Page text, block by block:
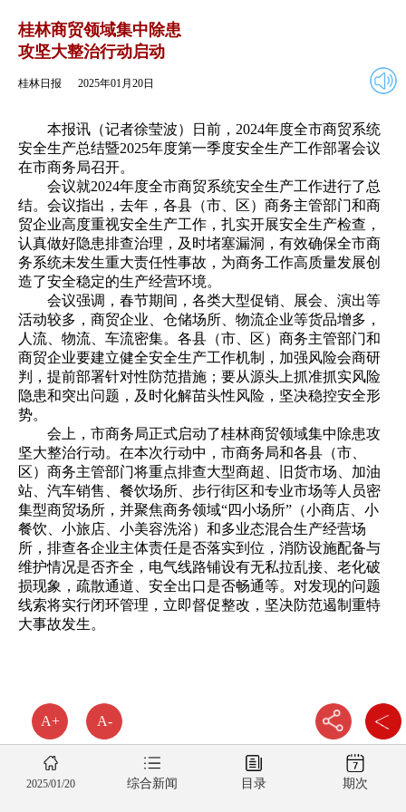
A+ A-
返回 2025年01月20日
桂林商贸领域集中除患
攻坚大整治行动启动
桂林日报 2025年01月20日
本报讯（记者徐莹波）日前，2024年度全市商贸系统
安全生产总结暨2025年度第一季度安全生产工作部署会议
在市商务局召开。
会议就2024年度全市商贸系统安全生产工作进行了总
结。会议指出，去年，各县（市、区）商务主管部门和商
贸企业高度重视安全生产工作，扎实开展安全生产检查，
认真做好隐患排查治理，及时堵塞漏洞，有效确保全市商
务系统未发生重大责任性事故，为商务工作高质量发展创
造了安全稳定的生产经营环境。
会议强调，春节期间，各类大型促销、展会、演出等
活动较多，商贸企业、仓储场所、物流企业等货品增多，
人流、物流、车流密集。各县（市、区）商务主管部门和
商贸企业要建立健全安全生产工作机制，加强风险会商研
判，提前部署针对性防范措施；要从源头上抓准抓实风险
隐患和突出问题，及时化解苗头性风险，坚决稳控安全形
势。
会上，市商务局正式启动了桂林商贸领域集中除患攻
坚大整治行动。在本次行动中，市商务局和各县（市、
区）商务主管部门将重点排查大型商超、旧货市场、加油
站、汽车销售、餐饮场所、步行街区和专业市场等人员密
集型商贸场所，并聚焦商务领域“四小场所”（小商店、小
餐饮、小旅店、小美容洗浴）和多业态混合生产经营场
所，排查各企业主体责任是否落实到位，消防设施配备与
维护情况是否齐全，电气线路铺设有无私拉乱接、老化破
损现象，疏散通道、安全出口是否畅通等。对发现的问题
线索将实行闭环管理，立即督促整改，坚决防范遏制重特
大事故发生。
2025/01/20 综合新闻 目录 期次